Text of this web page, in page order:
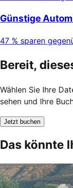
Günstige
47 % sparen
Bereit,
Wählen Sie Ihre
sehen und Ihre
Jetzt buchen
Das könnte